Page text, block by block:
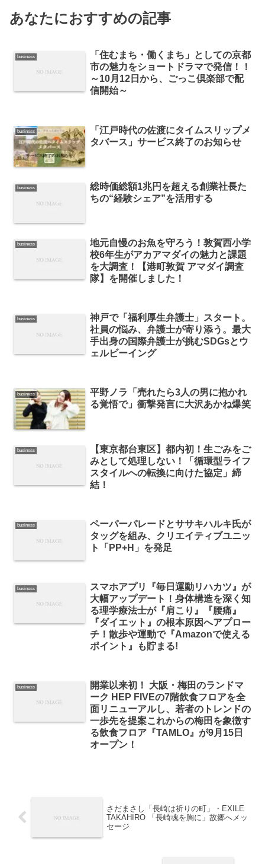
あなたにおすすめの記事
business
「住むまち・働くまち」としての京都
市の魅力をショートドラマで発信！！
～10月12日から、ごっこ倶楽部で配
信開始～
business
「江戸時代の佐渡にタイムスリップメ
タバース」サービス終了のお知らせ
business
総時価総額1兆円を超える創業社長た
ちの“経験シェア”を活用する
business
地元自慢のお魚を守ろう！敦賀西小学
校6年生がアカアマダイの魅力と課題
を大調査！【港町敦賀 アマダイ調査
隊】を開催しました！
business
神戸で「福利厚生弁護士」スタート。
社員の悩み、弁護士が寄り添う。最大
手出身の国際弁護士が挑むSDGsとウ
ェルビーイング
business
平野ノラ「売れたら3人の男に抱かれ
る覚悟で」衝撃発言に大沢あかね爆笑
business
【東京都台東区】都内初！生ごみをご
みとして処理しない！「循環型ライフ
スタイルへの転換に向けた協定」締
結！
business
ペーパーパレードとササキハルキ氏が
タッグを組み、クリエイティブユニッ
ト「PP+H」を発足
business
スマホアプリ『毎日運動リハカツ』が
大幅アップデート！身体構造を深く知
る理学療法士が『肩こり』『腰痛』
『ダイエット』の根本原因へアプロー
チ！散歩や運動で『Amazonで使える
ポイント』も貯まる!
business
開業以来初！ 大阪・梅田のランドマ
ーク HEP FIVEの7階飲食フロアを全
面リニューアルし、若者のトレンドの
一歩先を提案これからの梅田を象徴す
る飲食フロア『TAMLO』が9月15日
オープン！
さだまさし「長崎は祈りの町」・EXILE
TAKAHIRO 「長崎魂を胸に」故郷へメッ
セージ